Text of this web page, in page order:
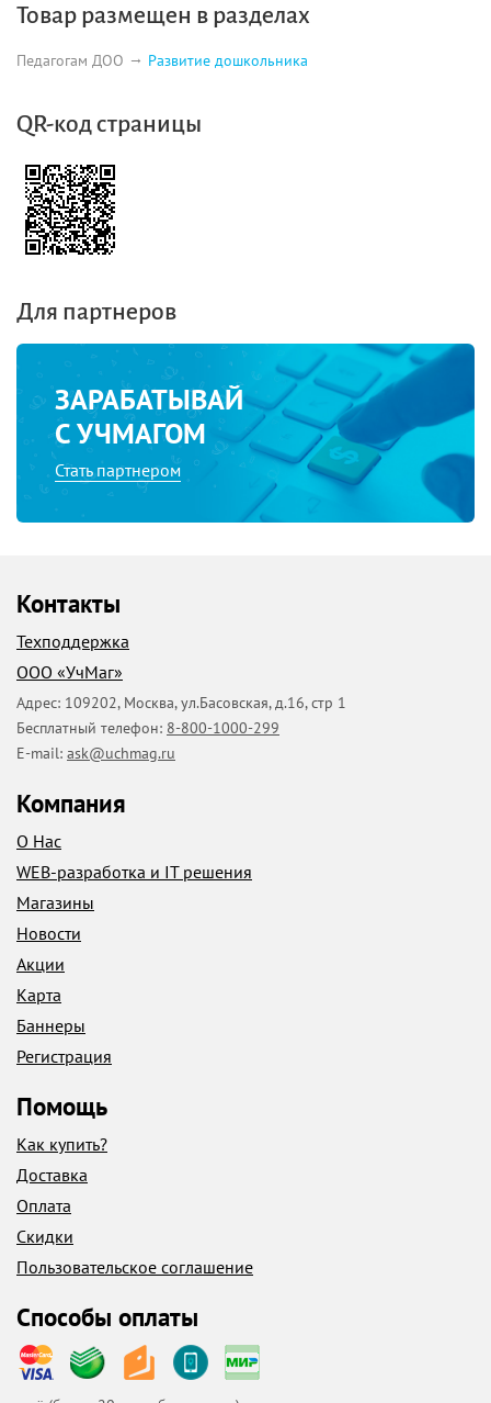
Товар размещен в разделах
Педагогам ДОО Развитие дошкольника
QR-код страницы
Для партнеров
ЗАРАБАТЫВАЙ
С УЧМАГОМ
Стать партнером
Контакты
Техподдержка
ООО «УчМаг»
Адрес: 109202, Москва,ул.Басовская, д.16, стр 1
Бесплатный телефон: 8-800-1000-299
E-mail: ask@uchmag.ru
Компания
О Нас
WEB-разработка и IT решения
Магазины
Новости
Акции
Карта
Баннеры
Регистрация
Помощь
Как купить?
Доставка
Оплата
Скидки
Пользовательское соглашение
Способы оплаты